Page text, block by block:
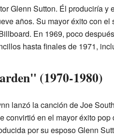
Glenn Sutton. Él produciría
años. Su mayor éxito con
En 1969, poco
hasta finales de 1971,
(1970-1980)
lanzó la canción de Joe
convirtió en el mayor éxito pop
por su esposo Glenn